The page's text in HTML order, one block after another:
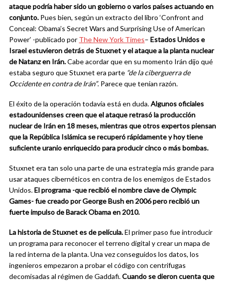
ataque podría haber sido un gobierno o varios países actuando en
conjunto. Pues bien, según un extracto del libro ‘Confront and
Conceal: Obama’s Secret Wars and Surprising Use of American
Power’ -publicado por The New York Times– Estados Unidos e
Israel estuvieron detrás de Stuxnet y el ataque a la planta nuclear
de Natanz en Irán.Cabe acordar que en su momento Irán dijo qué
estaba seguro que Stuxnet era parte “de la ciberguerra de
Occidente en contra de Irán”. Parece que tenían razón.
El éxito de la operación todavía está en duda.Algunos oficiales
estadounidenses creen que el ataque retrasó la producción
nuclear de Irán en 18 meses, mientras que otros expertos piensan
que la República Islámica se recuperó rápidamente y hoy tiene
suficiente uranio enriquecido para producir cinco o más bombas.
Stuxnet era tan solo una parte de una estrategia más grande para
usar ataques cibernéticos en contra de los enemigos de Estados
Unidos.El programa -que recibió el nombre clave de Olympic
Games- fue creado por George Bush en 2006 pero recibió un
fuerte impulso de Barack Obama en 2010.
La historia de Stuxnet es de película.El primer paso fue introducir
un programa para reconocer el terreno digital y crear un mapa de
la red interna de la planta. Una vez conseguidos los datos, los
ingenieros empezaron a probar el código con centrifugas
decomisadas al régimen de Gaddafi.Cuando se dieron cuenta que